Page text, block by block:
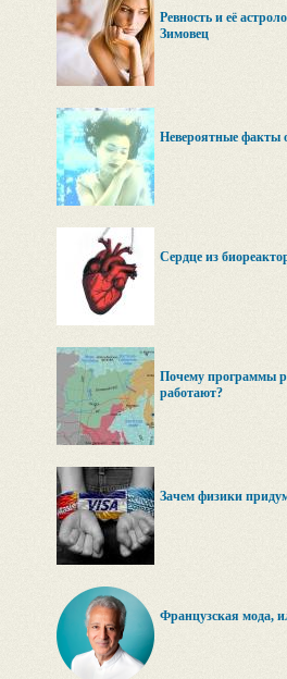
Ревность и её
Зимовец
Невероятные факты
Сердце из
Почему программы
работают?
Зачем физики
Французская мода,